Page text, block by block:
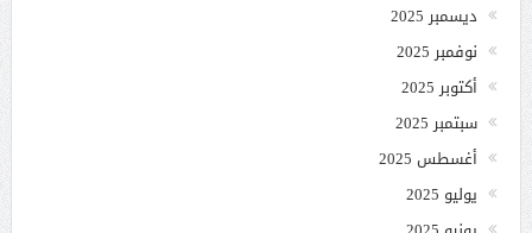
ديسمبر 2025
نوفمبر 2025
أكتوبر 2025
سبتمبر 2025
أغسطس 2025
يوليو 2025